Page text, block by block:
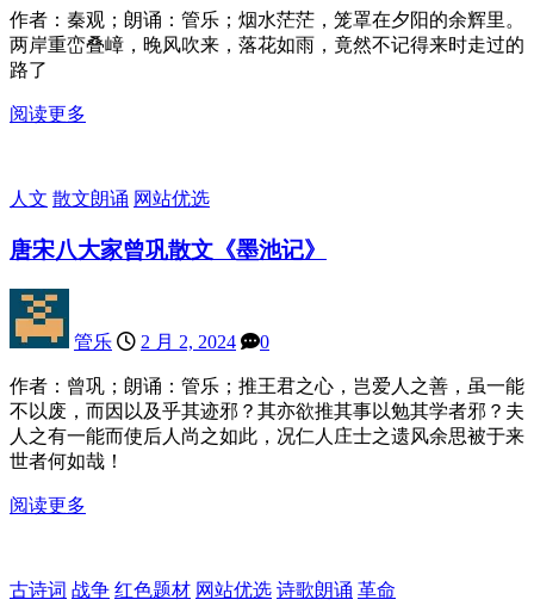
作者：秦观；朗诵：管乐；烟水茫茫，笼罩在夕阳的余辉里。
两岸重峦叠嶂，晚风吹来，落花如雨，竟然不记得来时走过的
路了
阅读更多
人文 散文朗诵 网站优选
唐宋八大家曾巩散文《墨池记》
管乐 2 月 2, 2024 0
作者：曾巩；朗诵：管乐；推王君之心，岂爱人之善，虽一能
不以废，而因以及乎其迹邪？其亦欲推其事以勉其学者邪？夫
人之有一能而使后人尚之如此，况仁人庄士之遗风余思被于来
世者何如哉！
阅读更多
古诗词 战争 红色题材 网站优选 诗歌朗诵 革命